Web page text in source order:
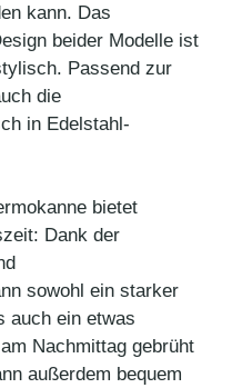
kann. Das
beider Modelle ist
Passend zur
die
in Edelstahl-
bietet
Dank der
sowohl ein starker
auch ein etwas
Nachmittag gebrüht
außerdem bequem